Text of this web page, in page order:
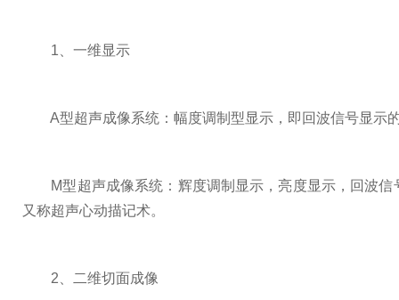
1、一维显示
A型超声成像系统：幅度调制型显示，即回波信号显示
M型超声成像系统：辉度调制显示，亮度显示，回波信
又称超声心动描记术。
2、二维切面成像